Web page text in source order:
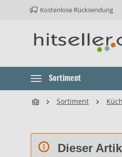
Hauptnavigation springen
Kostenlose Rücksendung
Sortiment
Sortiment
Dieser